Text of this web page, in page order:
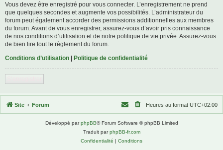
Vous devez être enregistré pour vous connecter. L’enregistrement ne prend
que quelques secondes et augmente vos possibilités. L’administrateur du
forum peut également accorder des permissions additionnelles aux membres
du forum. Avant de vous enregistrer, assurez-vous d’avoir pris connaissance
de nos conditions d’utilisation et de notre politique de vie privée. Assurez-vous
de bien lire tout le règlement du forum.
Conditions d’utilisation | Politique de confidentialité
Site Forum Heures au format UTC+02:00
Développé parphpBB® Forum Software © phpBB Limited
Traduit parphpBB-fr.com
Confidentialité | Conditions